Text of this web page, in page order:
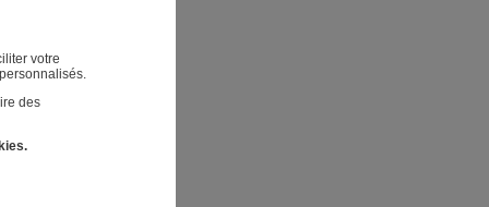
votre
des